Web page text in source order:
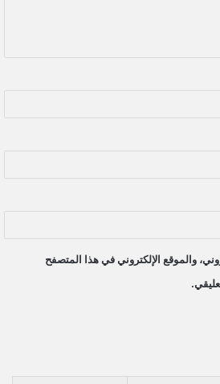
والموقع الإلكتروني في هذا المتصفح